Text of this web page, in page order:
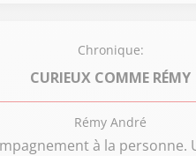
Chronique:
CURIEUX COMME RÉMY
Rémy André
à la